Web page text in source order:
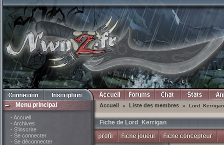
Menu principal
- Accueil
- Archives
- S'inscrire
- Se connecter
- Se déconnecter
Accueil » Liste des membres » Lord_Kerrigan
Fiche de Lord_Kerrigan